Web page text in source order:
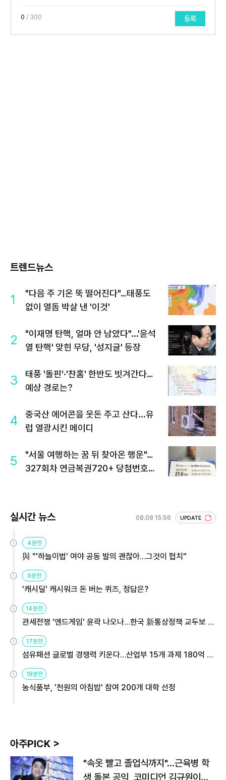
0 / 300 등록
트렌드뉴스
1
"다음 주 기온 뚝 떨어진다"…태풍도
없이 열돔 박살 낸 '이것'
2
"이재명 탄핵, 얼마 안 남았다"...'윤석
열 탄핵' 맞힌 무당, '성지글' 등장
3
태풍 '돌핀'·'찬홈' 한반도 빗겨간다…
예상 경로는?
4
중국산 에어콘을 웃돈 주고 산다...유
럽 열광시킨 메이디
5
"서울 여행하는 꿈 뒤 찾아온 행운"…
327회차 연금복권720+ 당첨번호조
실시간 뉴스 08.08 15:56 UPDATE
4분전
與 "'하늘이법' 여야 공동 발의 괜찮아…그것이 협치"
9분전
'캐시딜' 캐시워크 돈 버는 퀴즈, 정답은?
14분전
관세전쟁 '엔드게임' 윤곽 나오나…한국 新통상정책 교두보 활
17분전
섬유패션 글로벌 경쟁력 키운다…산업부 15개 과제 180억 지
18분전
농식품부, '천원의 아침밥' 참여 200개 대학 선정
아주PICK >
"속옷 빨고 졸업식까지"…근육병 학
생 돌본 공익, 코미디언 김규원이었